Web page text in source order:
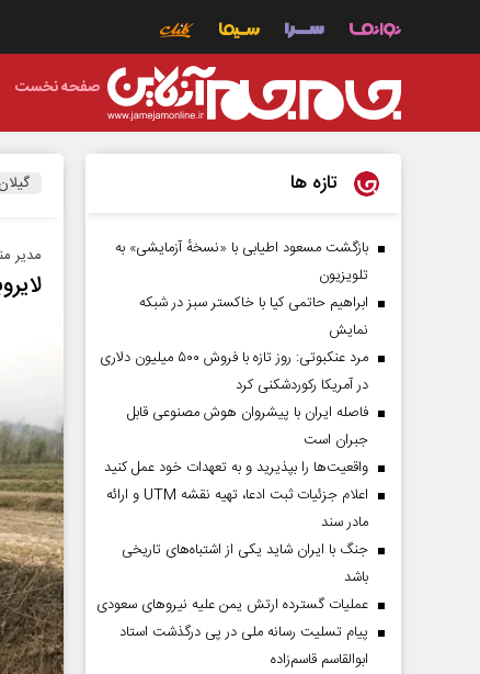
صفحه نخست
گیلان
مدیر
لایروبی
تازه ها
بازگشت مسعود اطیابی با «نسخهٔ آزمایشی» به
تلویزیون
ابراهیم حاتمی کیا با خاکستر سبز در شبکه
نمایش
مرد عنکبوتی: روز تازه با فروش ۵۰۰ میلیون دلاری
در آمریکا رکوردشکنی کرد
فاصله ایران با پیشرو‌ان هوش مصنوعی قابل
جبران است
واقعیت‌ها را بپذیرید و به تعهدات خود عمل کنید
اعلام جزئیات ثبت ادعا، تهیه نقشه UTM و ارائه
مادر سند
جنگ با ایران شاید یکی از اشتباه‌های تاریخی
باشد
عملیات گسترده ارتش یمن علیه نیروهای سعودی
پیام تسلیت رسانه ملی در پی درگذشت استاد
ابوالقاسم قاسم‌زاده